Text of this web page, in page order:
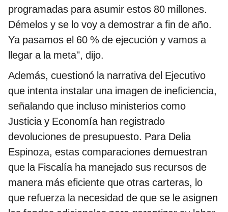
programadas para asumir estos 80 millones.
Démelos y se lo voy a demostrar a fin de año.
Ya pasamos el 60 % de ejecución y vamos a
llegar a la meta", dijo.
Además, cuestionó la narrativa del Ejecutivo
que intenta instalar una imagen de ineficiencia,
señalando que incluso ministerios como
Justicia y Economía han registrado
devoluciones de presupuesto. Para Delia
Espinoza, estas comparaciones demuestran
que la Fiscalía ha manejado sus recursos de
manera más eficiente que otras carteras, lo
que refuerza la necesidad de que se le asignen